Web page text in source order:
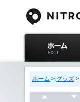
ニトロプラス公式
サイト ホーム
ホーム > グッズ >